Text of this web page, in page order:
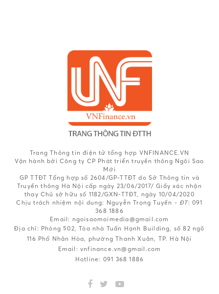
Trang Thông tin điện tử tổng hợp VNFINANCE.VN
Vận hành bởi Công ty CP Phát triển truyền thông Ngôi Sao
Mới
GP TTĐT Tổng hợp số 2604/GP-TTĐT do Sở Thông tin và
Truyền thông Hà Nội cấp ngày 23/06/2017/ Giấy xác nhận
thay Chủ sở hữu số 1182/GXN-TTĐT, ngày 10/04/2020
Chịu trách nhiệm nội dung: Nguyễn Trọng Tuyến - ĐT: 091
368 1886
Email: ngoisaomoimedia@gmail.com
Địa chỉ: Phòng 502, Tòa nhà Tuấn Hạnh Building, số 82 ngõ
116 Phố Nhân Hòa, phường Thanh Xuân, TP. Hà Nội
Email: vnfinance.vn@gmail.com
Hotline: 091 368 1886